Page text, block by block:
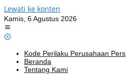
Lewati ke konten
Kamis, 6 Agustus 2026
Kode Perilaku Perusahaan Pers
Beranda
Tentang Kami